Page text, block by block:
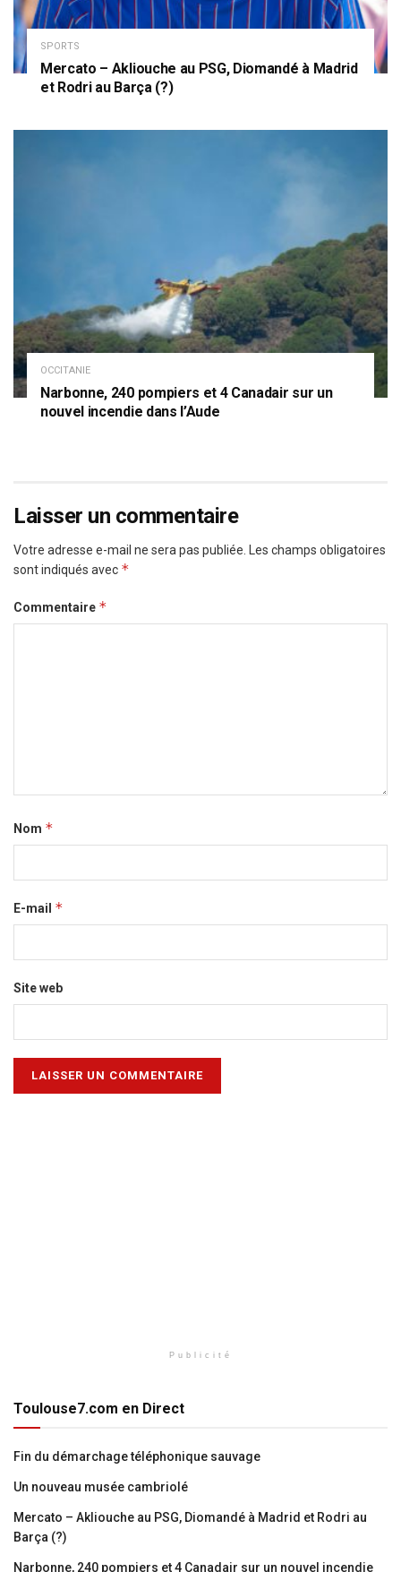
SPORTS
Mercato – Akliouche au PSG, Diomandé à Madrid
et Rodri au Barça (?)
OCCITANIE
Narbonne, 240 pompiers et 4 Canadair sur un
nouvel incendie dans l’Aude
Laisser un commentaire
Votre adresse e-mail ne sera pas publiée. Les champs obligatoires
sont indiqués avec *
Commentaire *
Nom *
E-mail *
Site web
Publicité
Toulouse7.com en Direct
Fin du démarchage téléphonique sauvage
Un nouveau musée cambriolé
Mercato – Akliouche au PSG, Diomandé à Madrid et Rodri au
Barça (?)
Narbonne, 240 pompiers et 4 Canadair sur un nouvel incendie